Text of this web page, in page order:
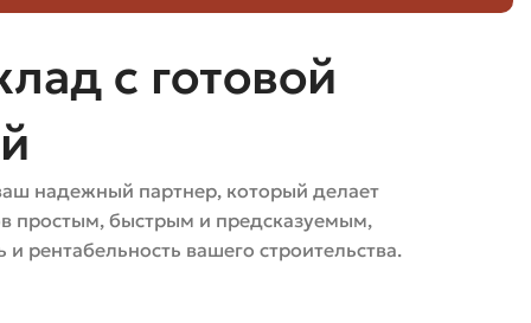
несущих стен. Учтите, что керамика «боится»
есть слабое место — склонность к вымыванию
в районах с высоким уровнем осадков силикат
нет постоянного воздействия влаги. Он удобен в
с готовой
надежный партнер, который делает
простым, быстрым и предсказуемым,
рентабельность вашего строительства.